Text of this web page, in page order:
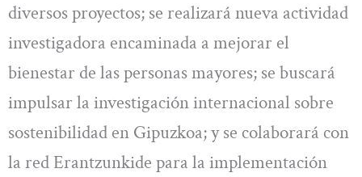
diversos proyectos; se realizará nueva actividad
investigadora encaminada a mejorar el
bienestar de las personas mayores; se buscará
impulsar la investigación internacional sobre
sostenibilidad en Gipuzkoa; y se colaborará con
la red Erantzunkide para la implementación